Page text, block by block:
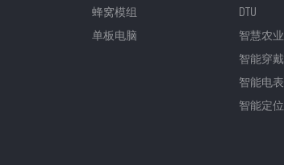
蜂窝模组
单板电脑
DTU
智慧农业
智能穿戴
智能电表
智能定位